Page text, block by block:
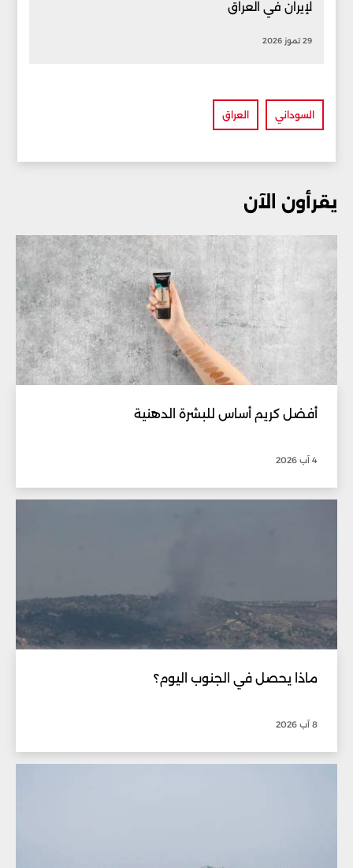
لإيران في العراق
29 تموز 2026
السوداني العراق
يقرأون الآن
أفضل كريم أساس للبشرة الدهنية
4 آب 2026
ماذا يحصل في الجنوب اليوم؟
8 آب 2026